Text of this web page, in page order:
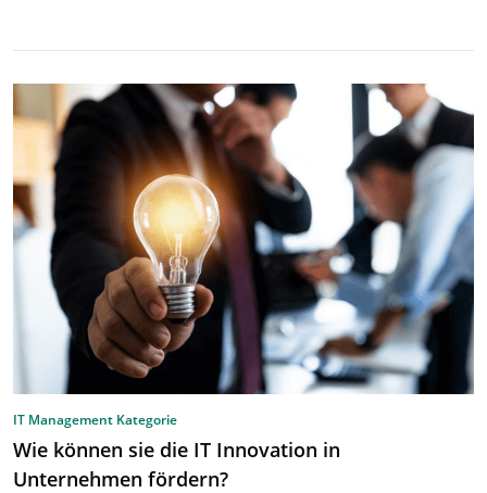
IT Management Kategorie
Wie können sie die IT Innovation in
Unternehmen fördern?